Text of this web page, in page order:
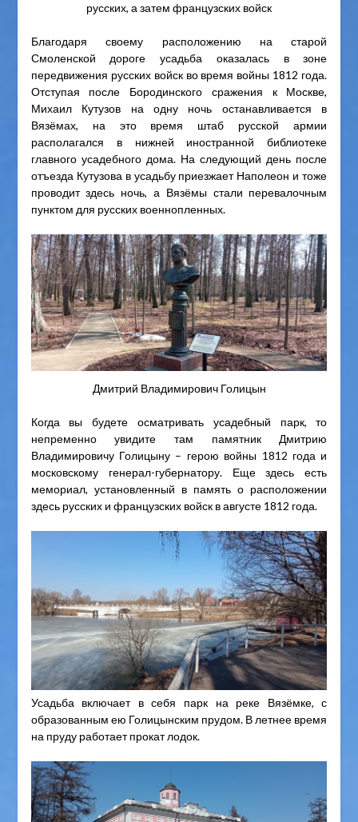
русских, а затем французских войск
Благодаря своему расположению на старой
Смоленской дороге усадьба оказалась в зоне
передвижения русских войск во время войны 1812 года.
Отступая после Бородинского сражения к Москве,
Михаил Кутузов на одну ночь останавливается в
Вязёмах, на это время штаб русской армии
располагался в нижней иностранной библиотеке
главного усадебного дома. На следующий день после
отъезда Кутузова в усадьбу приезжает Наполеон и тоже
проводит здесь ночь, а Вязёмы стали перевалочным
пунктом для русских военнопленных.
Дмитрий Владимирович Голицын
Когда вы будете осматривать усадебный парк, то
непременно увидите там памятник Дмитрию
Владимировичу Голицыну – герою войны 1812 года и
московскому генерал-губернатору. Еще здесь есть
мемориал, установленный в память о расположении
здесь русских и французских войск в августе 1812 года.
Усадьба включает в себя парк на реке Вязёмке, с
образованным ею Голицынским прудом. В летнее время
на пруду работает прокат лодок.